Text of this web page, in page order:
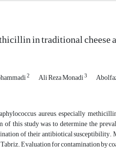
in traditional cheese
2 Ali Reza Monadi3
aureus, especially
this study was to determine the
of their antibiotical
Evaluation for contamination by